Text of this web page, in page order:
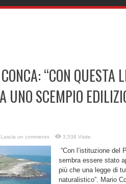
“CON QUESTA
UNO SCEMPIO
Lascia un commento 3,538 Visite
“Con l’istituzione del
sembra essere stato
più che una legge di
naturalistico”. Mario